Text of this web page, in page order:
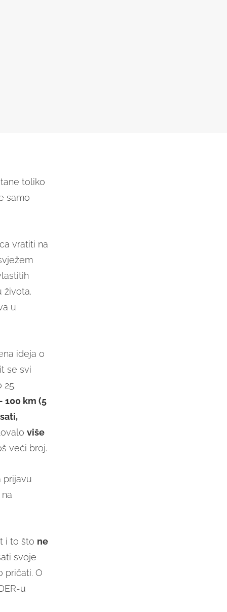
toliko
samo
vratiti na
života.
u
ideja o
se svi
25.
km (5
više
veći broj.
prijavu
i to što ne
svoje
pričati. O
u